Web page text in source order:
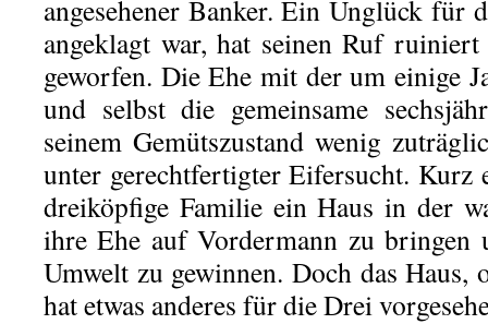
angesehener Banker. Ein Unglück für
angeklagt war, hat seinen Ruf
geworfen. Die Ehe mit der um einige
und selbst die gemeinsame
seinem Gemütszustand wenig
unter gerechtfertigter Eifersucht. Kurz
dreiköpfige Familie ein Haus in der
ihre Ehe auf Vordermann zu bringen
Umwelt zu gewinnen. Doch das Haus,
hat etwas anderes für die Drei